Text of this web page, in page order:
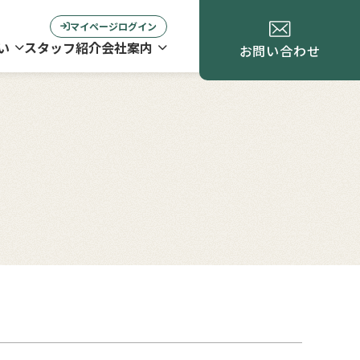
マイページログイン
スタッフ紹介会社案内 お問い合わせ